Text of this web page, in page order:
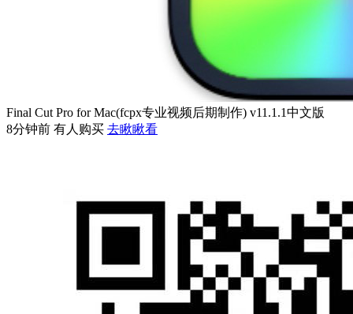
Final Cut Pro for Mac(fcpx专业视频后期制作) v11.1.1中文版
8分钟前 有人购买 去瞅瞅看